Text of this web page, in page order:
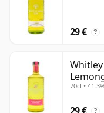
29 € ?
70cl •
?